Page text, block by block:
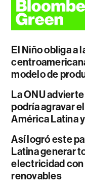
El Niño obliga a
modelo de
La ONU
podría agravar
América Latina
Así logró este
Latina generar
electricidad
renovables